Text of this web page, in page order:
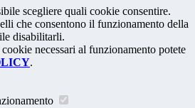
scegliere quali cookie consentire.
che consentono il funzionamento della
disabilitarli.
necessari al funzionamento potete
.